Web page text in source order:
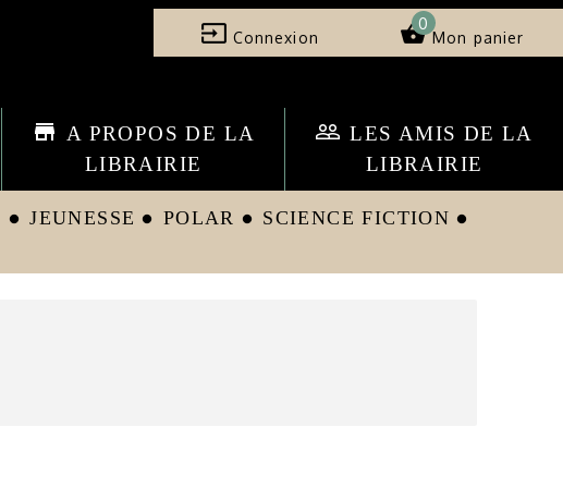
input Connexion shopping_basket
0
Mon panier
store A PROPOS DE LA
LIBRAIRIE
people_outline LES AMIS DE LA
LIBRAIRIE
circle JEUNESSE circle POLAR circle SCIENCE FICTION circle